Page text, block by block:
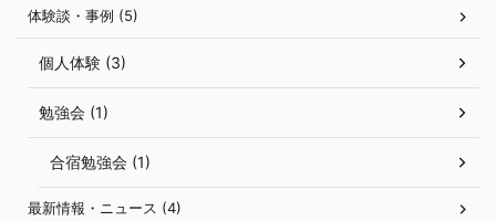
体験談・事例 (5)
個人体験 (3)
勉強会 (1)
合宿勉強会 (1)
最新情報・ニュース (4)